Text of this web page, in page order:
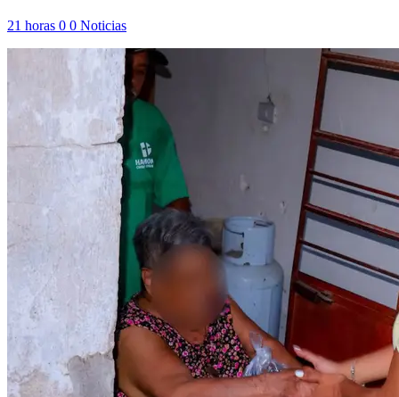
21 horas 0 0 Noticias